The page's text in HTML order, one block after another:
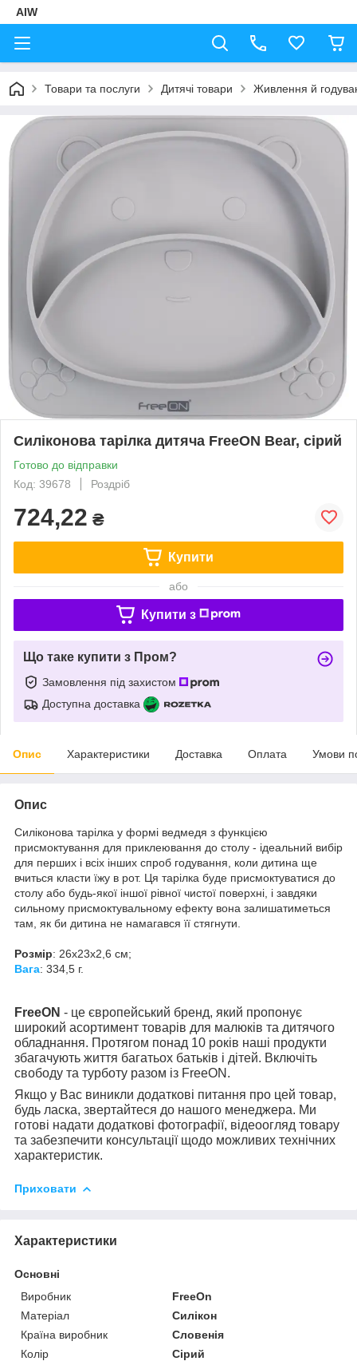
AIW
Товари та послуги Дитячі товари Живлення й
Силіконова тарілка дитяча FreeON Bear, сірий
Готово до відправки
Код: 39678
Роздріб
724,22 ₴
Купити
або
Купити з
Що таке купити з Пром?
Замовлення під захистом
Доступна доставка
Опис Характеристики Доставка Оплата Умови
Опис
Силіконова тарілка у формі ведмедя з функцією
присмоктування для приклеювання до столу - ідеальний вибір
для перших і всіх інших спроб годування, коли дитина ще
вчиться класти їжу в рот. Ця тарілка буде присмоктуватися до
столу або будь-якої іншої рівної чистої поверхні, і завдяки
сильному присмоктувальному ефекту вона залишатиметься
там, як би дитина не намагався її стягнути.
Розмір: 26х23х2,6 см;
Вага: 334,5 г.
FreeON - це європейський бренд, який пропонує
широкий асортимент товарів для малюків та дитячого
обладнання. Протягом понад 10 років наші продукти
збагачують життя багатьох батьків і дітей. Включіть
свободу та турботу разом із FreeON.
Якщо у Вас виникли додаткові питання про цей товар,
будь ласка, звертайтеся до нашого менеджера. Ми
готові надати додаткові фотографії, відеоогляд товару
та забезпечити консультації щодо можливих технічних
характеристик.
Приховати
Характеристики
Основні
Виробник
FreeOn
Матеріал
Силікон
Країна виробник
Словенія
Колір
Сірий